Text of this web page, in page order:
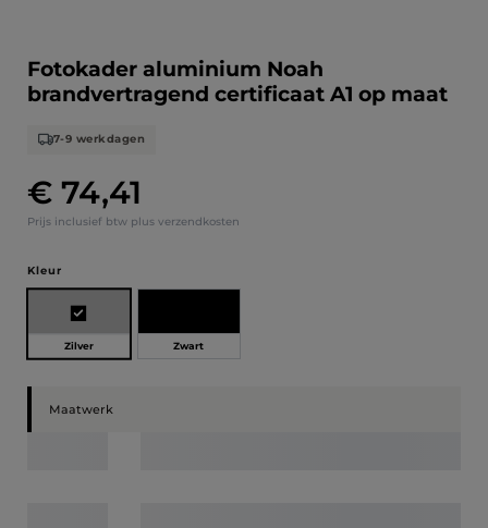
Fotokader aluminium Noah
brandvertragend certificaat A1 op maat
Normale prijs:
€ 74,41
Prijs inclusief btw plus verzendkosten
7-9 werkdagen
Selecteer
Kleur
Zilver Zwart
Maatwerk